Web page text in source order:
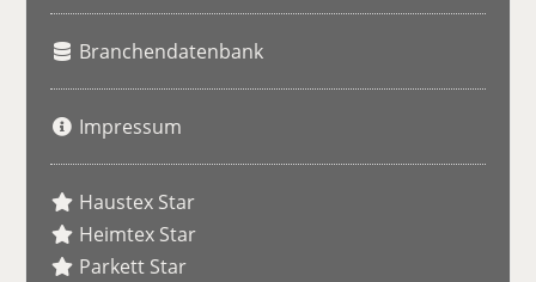
Branchendatenbank
Impressum
Haustex Star
Heimtex Star
Parkett Star